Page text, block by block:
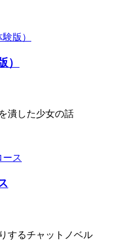
潰した少女の話
するチャットノベル